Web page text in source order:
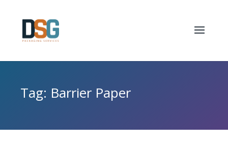
Tag: Barrier Paper